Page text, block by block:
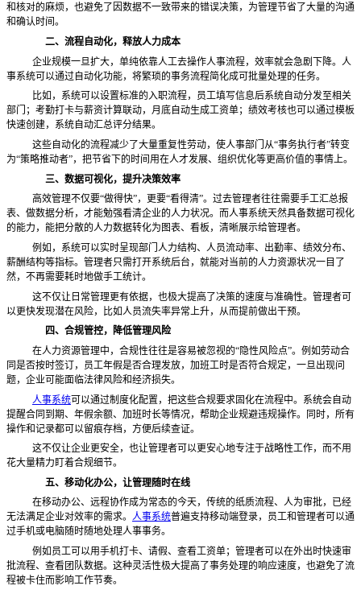
和核对的麻烦，也避免了因数据不一致带来的错误决策，为管理节省了大量的沟通
和确认时间。
二、流程自动化，释放人力成本
企业规模一旦扩大，单纯依靠人工去操作人事流程，效率就会急剧下降。人
事系统可以通过自动化功能，将繁琐的事务流程简化成可批量处理的任务。
比如，系统可以设置标准的入职流程，员工填写信息后系统自动分发至相关
部门；考勤打卡与薪资计算联动，月底自动生成工资单；绩效考核也可以通过模板
快速创建，系统自动汇总评分结果。
这些自动化的流程减少了大量重复性劳动，使人事部门从“事务执行者”转变
为“策略推动者”，把节省下的时间用在人才发展、组织优化等更高价值的事情上。
三、数据可视化，提升决策效率
高效管理不仅要“做得快”，更要“看得清”。过去管理者往往需要手工汇总报
表、做数据分析，才能勉强看清企业的人力状况。而人事系统天然具备数据可视化
的能力，能把分散的人力数据转化为图表、看板，清晰展示给管理者。
例如，系统可以实时呈现部门人力结构、人员流动率、出勤率、绩效分布、
薪酬结构等指标。管理者只需打开系统后台，就能对当前的人力资源状况一目了
然，不再需要耗时地做手工统计。
这不仅让日常管理更有依据，也极大提高了决策的速度与准确性。管理者可
以更快发现潜在风险，比如人员流失率异常上升，从而提前做出干预。
四、合规管控，降低管理风险
在人力资源管理中，合规性往往是容易被忽视的“隐性风险点”。例如劳动合
同是否按时签订，员工年假是否合理发放，加班工时是否符合规定，一旦出现问
题，企业可能面临法律风险和经济损失。
人事系统可以通过制度化配置，把这些合规要求固化在流程中。系统会自动
提醒合同到期、年假余额、加班时长等情况，帮助企业规避违规操作。同时，所有
操作和记录都可以留痕存档，方便后续查证。
这不仅让企业更安全，也让管理者可以更安心地专注于战略性工作，而不用
花大量精力盯着合规细节。
五、移动化办公，让管理随时在线
在移动办公、远程协作成为常态的今天，传统的纸质流程、人为审批，已经
无法满足企业对效率的需求。 人事系统普遍支持移动端登录，员工和管理者可以通
过手机或电脑随时随地处理人事事务。
例如员工可以用手机打卡、请假、查看工资单；管理者可以在外出时快速审
批流程、查看团队数据。这种灵活性极大提高了事务处理的响应速度，也避免了流
程被卡住而影响工作节奏。